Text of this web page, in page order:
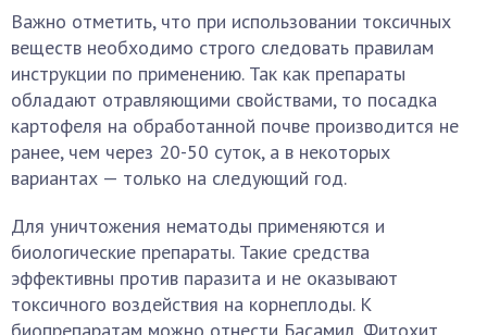
Важно отметить, что при использовании токсичных
веществ необходимо строго следовать правилам
инструкции по применению. Так как препараты
обладают отравляющими свойствами, то посадка
картофеля на обработанной почве производится не
ранее, чем через 20-50 суток, а в некоторых
вариантах — только на следующий год.
Для уничтожения нематоды применяются и
биологические препараты. Такие средства
эффективны против паразита и не оказывают
токсичного воздействия на корнеплоды. К